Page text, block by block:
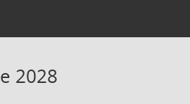
2028